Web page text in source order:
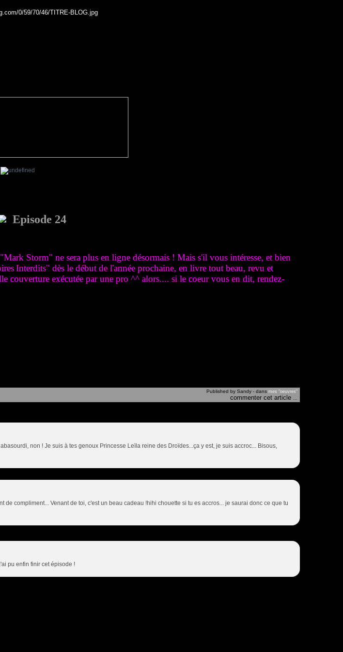
Episode 24
Storm" ne sera plus en ligne désormais ! Mais s'il vous intéresse, et bien
Interdits" dès le début de l'année prochaine, en livre tout beau, revu et
couverture exécutée par une pro ^^ alors.... si le coeur vous en dit, rendez-
Published by Sandy -dans mes "oeuvres"
commenter cet article …
non ! Je suis à tes genoux Princesse Leïla reine des Droïdes...ça y est, je suis accroc... Bisous,
de compliment... Venant de toi, c'est un beau cadeau !hihi chouette si tu es accros... je saurai donc ce que tu
pu enfin finir cet épisode !